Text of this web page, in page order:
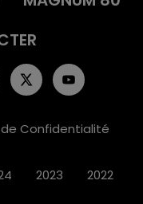
Confidentialité
2023 2022